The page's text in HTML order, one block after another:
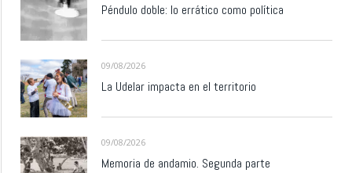
Péndulo doble: lo errático como política
09/08/2026
La Udelar impacta en el territorio
09/08/2026
Memoria de andamio. Segunda parte